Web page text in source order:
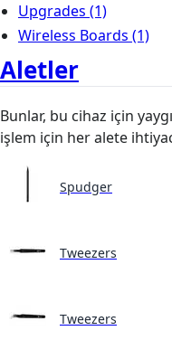
Upgrades (1)
Wireless Boards (1)
Aletler
Bunlar, bu cihaz için
işlem için her alete
Spudger
Tweezers
Tweezers